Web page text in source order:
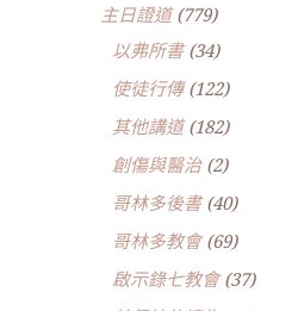
主日證道(779)
以弗所書(34)
使徒行傳(122)
其他講道(182)
創傷與醫治(2)
哥林多後書(40)
哥林多教會(69)
啟示錄七教會(37)